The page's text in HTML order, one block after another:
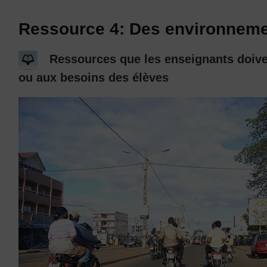
Ressource 4: Des
Ressources que les enseignants
ou aux besoins des élèves